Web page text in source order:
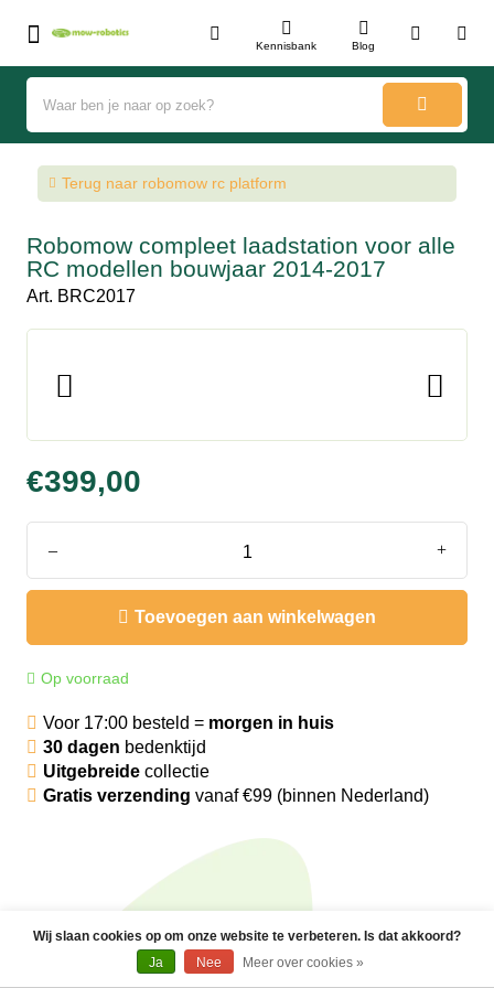
Kennisbank Blog
Terug naar robomow rc platform
Robomow compleet laadstation voor
alle RC modellen bouwjaar 2014-2017
Art. BRC2017
€399,00
Toevoegen aan winkelwagen
Voor 17:00 besteld =
morgen in huis
Uitgebreidecollectie
Gratis verzendingvanaf €99 (binnen Nederland)
Wij slaan cookies op om onze website te verbeteren. Is dat akkoord?
Ja
Meer over cookies »